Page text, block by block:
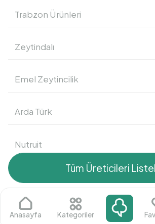
Trabzon Ürünleri
Zeytindalı
Emel Zeytincilik
Arda Türk
Nutruit
Arif Çakır
Tüm Üreticileri
Anasayfa Kategoriler